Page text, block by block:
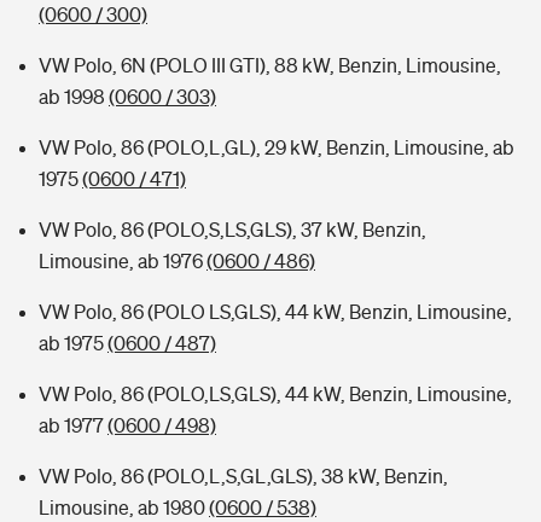
(0600 / 300)
VW Polo, 6N (POLO III GTI), 88 kW, Benzin, Limousine,
ab 1998 (0600 / 303)
VW Polo, 86 (POLO,L,GL), 29 kW, Benzin, Limousine, ab
1975(0600 / 471)
VW Polo, 86 (POLO,S,LS,GLS), 37 kW, Benzin,
Limousine, ab 1976(0600 / 486)
VW Polo, 86 (POLO LS,GLS), 44 kW, Benzin, Limousine,
ab 1975(0600 / 487)
VW Polo, 86 (POLO,LS,GLS), 44 kW, Benzin, Limousine,
ab 1977(0600 / 498)
VW Polo, 86 (POLO,L,S,GL,GLS), 38 kW, Benzin,
Limousine, ab 1980(0600 / 538)